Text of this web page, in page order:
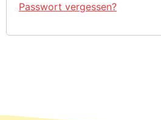
Passwort vergessen?